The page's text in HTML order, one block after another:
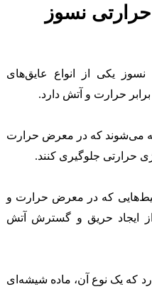
نسوز
یکی از انواع عایق‌های
حرارت و آتش دارد.
می‌شوند که در معرض حرارت
حرارتی جلوگیری کنند.
که در معرض حرارت و
از ایجاد حریق و گسترش آتش
که یک نوع آن، ماده شیشه‌ای